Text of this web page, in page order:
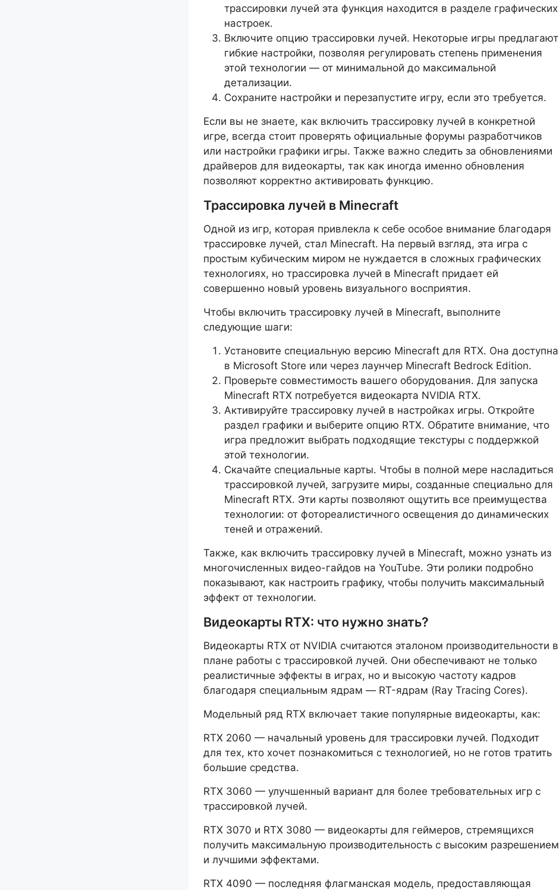
трассировки лучей эта функция находится в разделе графических
настроек.
Включите опцию трассировки лучей. Некоторые игры предлагают
гибкие настройки, позволяя регулировать степень применения
этой технологии — от минимальной до максимальной
детализации.
Сохраните настройки и перезапустите игру, если это требуется.
Если вы не знаете, как включить трассировку лучей в конкретной
игре, всегда стоит проверять официальные форумы разработчиков
или настройки графики игры. Также важно следить за обновлениями
драйверов для видеокарты, так как иногда именно обновления
позволяют корректно активировать функцию.
Трассировка лучей в Minecraft
Одной из игр, которая привлекла к себе особое внимание благодаря
трассировке лучей, стал Minecraft. На первый взгляд, эта игра с
простым кубическим миром не нуждается в сложных графических
технологиях, но трассировка лучей в Minecraft придает ей
совершенно новый уровень визуального восприятия.
Чтобы включить трассировку лучей в Minecraft, выполните
следующие шаги:
Установите специальную версию Minecraft для RTX. Она доступна
в Microsoft Store или через лаунчер Minecraft Bedrock Edition.
Проверьте совместимость вашего оборудования. Для запуска
Minecraft RTX потребуется видеокарта NVIDIA RTX.
Активируйте трассировку лучей в настройках игры. Откройте
раздел графики и выберите опцию RTX. Обратите внимание, что
игра предложит выбрать подходящие текстуры с поддержкой
этой технологии.
Скачайте специальные карты. Чтобы в полной мере насладиться
трассировкой лучей, загрузите миры, созданные специально для
Minecraft RTX. Эти карты позволяют ощутить все преимущества
технологии: от фотореалистичного освещения до динамических
теней и отражений.
Также, как включить трассировку лучей в Minecraft, можно узнать из
многочисленных видео-гайдов на YouTube. Эти ролики подробно
показывают, как настроить графику, чтобы получить максимальный
эффект от технологии.
Видеокарты RTX: что нужно знать?
Видеокарты RTX от NVIDIA считаются эталоном производительности в
плане работы с трассировкой лучей. Они обеспечивают не только
реалистичные эффекты в играх, но и высокую частоту кадров
благодаря специальным ядрам — RT-ядрам (Ray Tracing Cores).
Модельный ряд RTX включает такие популярные видеокарты, как:
RTX 2060 — начальный уровень для трассировки лучей. Подходит
для тех, кто хочет познакомиться с технологией, но не готов тратить
большие средства.
RTX 3060 — улучшенный вариант для более требовательных игр с
трассировкой лучей.
RTX 3070 и RTX 3080 — видеокарты для геймеров, стремящихся
получить максимальную производительность с высоким разрешением
и лучшими эффектами.
RTX 4090 — последняя флагманская модель, предоставляющая